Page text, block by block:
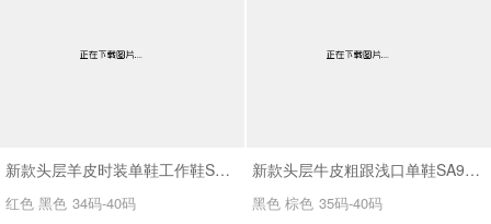
新款头层羊皮时装单鞋工作鞋SA56-53
红色 黑色 34码-40码
新款头层牛皮粗跟浅口单鞋SA9629-5
黑色 棕色 35码-40码